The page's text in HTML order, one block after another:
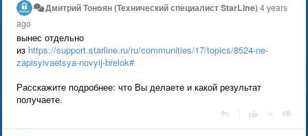
Дмитрий Тонoян (Технический специалист StarLine)4 years
ago
вынес отдельно
из https://support.starline.ru/ru/communities/17/topics/8524-ne-
zapisyivaetsya-novyij-brelok#
Расскажите подробнее: что Вы делаете и какой результат
получаете.